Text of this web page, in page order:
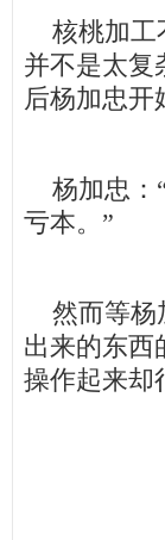
核桃加工
并不是太复
后杨加忠开
杨加忠：
亏本。”
然而等杨
出来的东西
操作起来却